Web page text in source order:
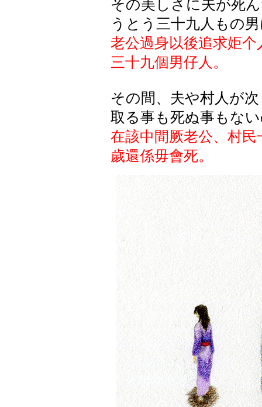
その美しさに夫が死
うとう三十九人もの
老公過身以後追求姖
三十九個 男仔人。
その間、夫や村人が次
取る事も死ぬ事もな
在該中間厥老公、村
歲還係毋會死。